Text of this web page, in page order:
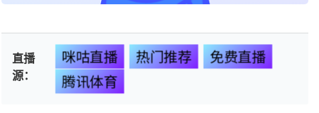
直播
源：
咪咕直播 热门推荐
免费直播
腾讯体育